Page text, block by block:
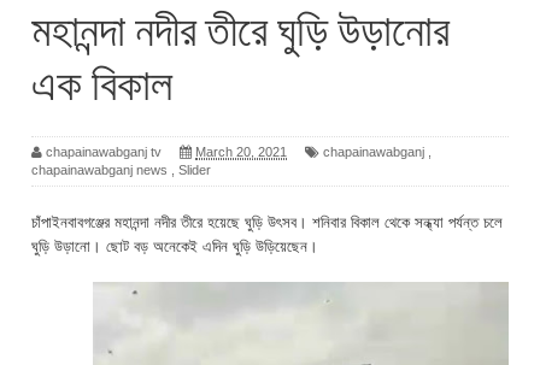
মহানন্দা নদীর তীরে ঘুড়ি উড়ানোর
এক বিকাল
chapainawabganj tv March 20, 2021 chapainawabganj
chapainawabganj news
Slider
চাঁপাইনবাবগঞ্জের মহানন্দা নদীর তীরে হয়েছে ঘুড়ি উৎসব। শনিবার বিকাল থেকে সন্ধ্যা পর্যন্ত চলে
ঘুড়ি উড়ানো। ছোট বড় অনেকেই এদিন ঘুড়ি উড়িয়েছেন।